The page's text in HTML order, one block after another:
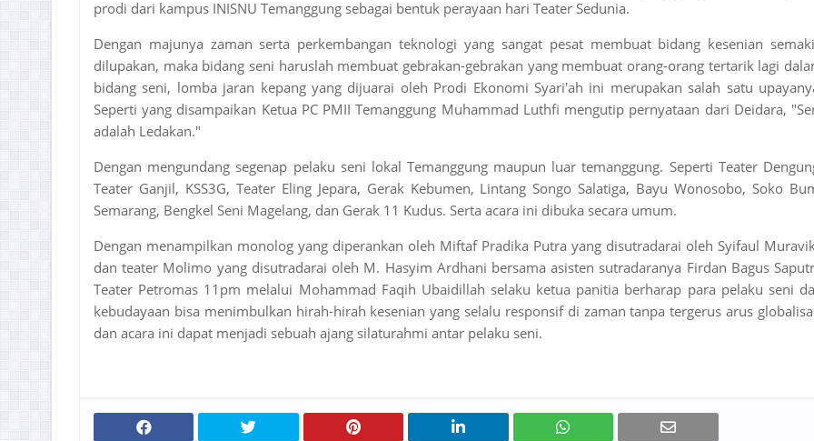
prodi dari kampus INISNU Temanggung sebagai bentuk perayaan hari Teater Sedunia.
Dengan majunya zaman serta perkembangan teknologi yang sangat pesat membuat bidang kesenian
dilupakan, maka bidang seni haruslah membuat gebrakan-gebrakan yang membuat orang-orang tertarik lagi
bidang seni, lomba jaran kepang yang dijuarai oleh Prodi Ekonomi Syari'ah ini merupakan salah satu
Seperti yang disampaikan Ketua PC PMII Temanggung Muhammad Luthfi mengutip pernyataan dari Deidara,
adalah Ledakan."
Dengan mengundang segenap pelaku seni lokal Temanggung maupun luar temanggung. Seperti Teater
Teater Ganjil, KSS3G, Teater Eling Jepara, Gerak Kebumen, Lintang Songo Salatiga, Bayu Wonosobo, Soko
Semarang, Bengkel Seni Magelang, dan Gerak 11 Kudus. Serta acara ini dibuka secara umum.
Dengan menampilkan monolog yang diperankan oleh Miftaf Pradika Putra yang disutradarai oleh Syifaul
dan teater Molimo yang disutradarai oleh M. Hasyim Ardhani bersama asisten sutradaranya Firdan Bagus
Teater Petromas 11pm melalui Mohammad Faqih Ubaidillah selaku ketua panitia berharap para pelaku seni
kebudayaan bisa menimbulkan hirah-hirah kesenian yang selalu responsif di zaman tanpa tergerus arus
dan acara ini dapat menjadi sebuah ajang silaturahmi antar pelaku seni.